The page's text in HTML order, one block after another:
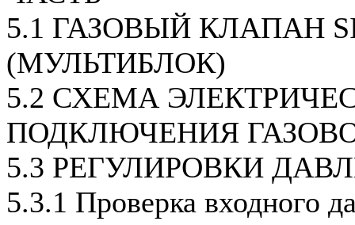
5.1 ГАЗОВЫЙ КЛАПАН
(МУЛЬТИБЛОК)
5.2 СХЕМА
ПОДКЛЮЧЕНИЯ
5.3 РЕГУЛИРОВКИ
5.3.1 Проверка входного